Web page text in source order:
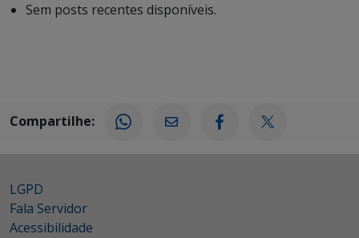
Sem posts recentes disponíveis.
Compartilhe:
LGPD
Fala Servidor
Acessibilidade